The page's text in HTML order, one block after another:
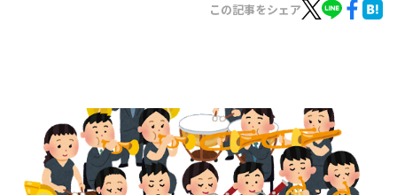
お知らせ
イベント・グッズ
YouTube
会社情報
この記事をシェア